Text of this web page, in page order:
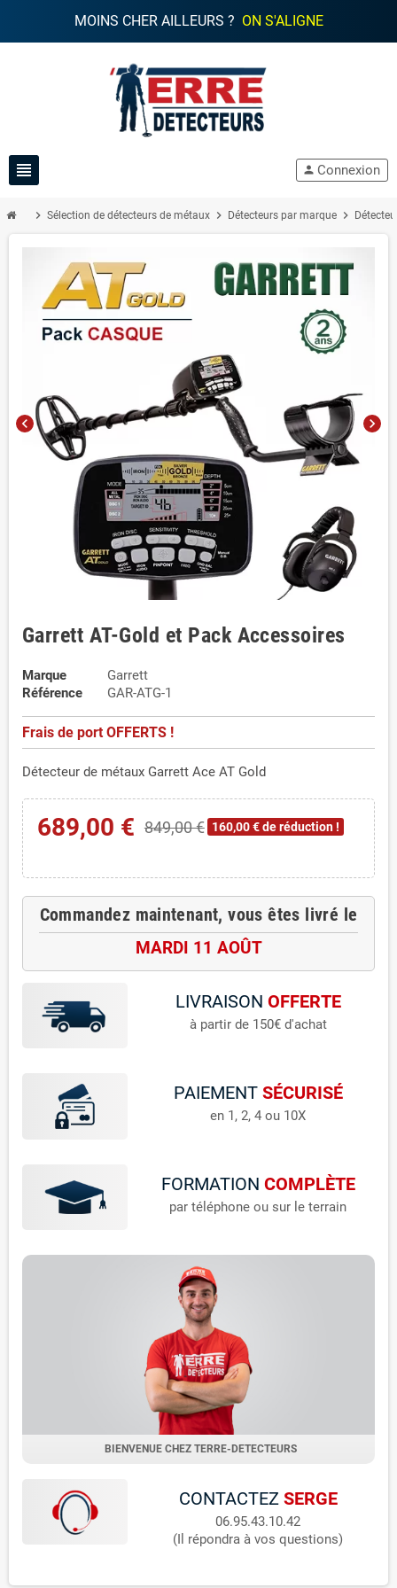
MOINS CHER AILLEURS ? ON S'ALIGNE
view_headline person Connexion
chevron_right Sélection de détecteurs de métaux chevron_right Détecteurs par marque chevron_right
chevron_left chevron_right
Garrett AT-Gold et Pack Accessoires
Marque
Garrett
Référence
GAR-ATG-1
Frais de port OFFERTS !
Détecteur de métaux Garrett Ace AT Gold
689,00 € 849,00 € 160,00 € de réduction !
Commandez maintenant, vous êtes livré le
MARDI 11 AOÛT
LIVRAISON OFFERTE
à partir de 150€ d'achat
PAIEMENT SÉCURISÉ
en 1, 2, 4 ou 10X
FORMATION COMPLÈTE
par téléphone ou sur le terrain
BIENVENUE CHEZ TERRE-DETECTEURS
CONTACTEZ SERGE
06.95.43.10.42
(Il répondra à vos questions)